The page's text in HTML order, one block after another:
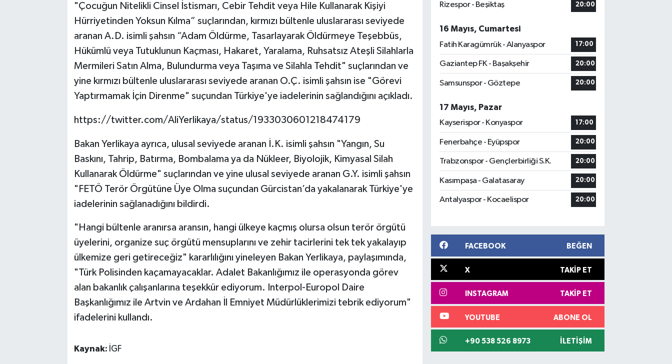
"Çocuğun Nitelikli Cinsel İstismarı, Cebir Tehdit veya Hile Kullanarak Kişiyi
Hürriyetinden Yoksun Kılma” suçlarından, kırmızı bültenle uluslararası seviyede
aranan A.D. isimli şahsın “Adam Öldürme, Tasarlayarak Öldürmeye Teşebbüs,
Hükümlü veya Tutuklunun Kaçması, Hakaret, Yaralama, Ruhsatsız Ateşli Silahlarla
Mermileri Satın Alma, Bulundurma veya Taşıma ve Silahla Tehdit" suçlarından ve
yine kırmızı bültenle uluslararası seviyede aranan O.Ç. isimli şahsın ise "Görevi
Yaptırmamak İçin Direnme" suçundan Türkiye'ye iadelerinin sağlandığını açıkladı.
https://twitter.com/AliYerlikaya/status/1933030601218474179
Bakan Yerlikaya ayrıca, ulusal seviyede aranan İ.K. isimli şahsın "Yangın, Su
Baskını, Tahrip, Batırma, Bombalama ya da Nükleer, Biyolojik, Kimyasal Silah
Kullanarak Öldürme" suçlarından ve yine ulusal seviyede aranan G.Y. isimli şahsın
"FETÖ Terör Örgütüne Üye Olma suçundan Gürcistan’da yakalanarak Türkiye'ye
iadelerinin sağlanadığını bildirdi.
"Hangi bültenle aranırsa aransın, hangi ülkeye kaçmış olursa olsun terör örgütü
üyelerini, organize suç örgütü mensuplarını ve zehir tacirlerini tek tek yakalayıp
ülkemize geri getireceğiz" kararlılığını yineleyen Bakan Yerlikaya, paylaşımında,
"Türk Polisinden kaçamayacaklar. Adalet Bakanlığımız ile operasyonda görev
alan bakanlık çalışanlarına teşekkür ediyorum. Interpol-Europol Daire
Başkanlığımız ile Artvin ve Ardahan İl Emniyet Müdürlüklerimizi tebrik ediyorum"
ifadelerini kullandı.
Kaynak: İGF
Rizespor - Beşiktaş
20:00
16 Mayıs, Cumartesi
Fatih Karagümrük - Alanyaspor
17:00
Gaziantep FK - Başakşehir 20:00
Samsunspor - Göztepe 20:00
17 Mayıs, Pazar
Kayserispor - Konyaspor
17:00
Fenerbahçe - Eyüpspor 20:00
Trabzonspor - Gençlerbirliği S.K. 20:00
Kasımpaşa - Galatasaray 20:00
Antalyaspor - Kocaelispor 20:00
FACEBOOK BEĞEN
X TAKIP ET
INSTAGRAM TAKIP ET
YOUTUBE ABONE OL
+90 538 526 8973 İLETIŞIM